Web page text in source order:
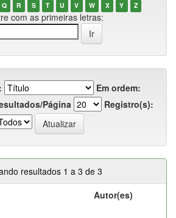
Q R S T U V W X Y Z
com as primeiras letras:
Em ordem:
Página
Registro(s):
resultados 1 a 3 de 3
Autor(es)